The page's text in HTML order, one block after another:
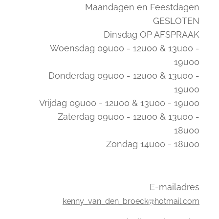
Maandagen en Feestdagen
GESLOTEN
Dinsdag OP AFSPRAAK
Woensdag 09u00 - 12u00 & 13u00 -
19u00
Donderdag 09u00 - 12u00 & 13u00 -
19u00
Vrijdag 09u00 - 12u00 & 13u00 - 19u00
Zaterdag 09u00 - 12u00 & 13u00 -
18u00
Zondag 14u00 - 18u00
E-mailadres
kenny_van_den_broeck@hotmail.com